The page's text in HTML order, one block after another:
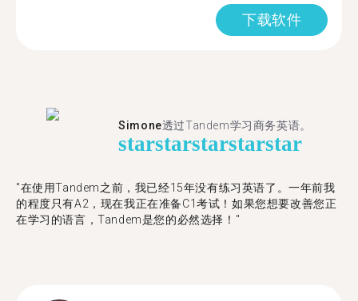
下载软件
Simone透过Tandem学习商务英语。
starstarstarstarstar
"在使用Tandem之前，我已经15年没有练习英语了。一年前我
的程度只有A2，现在我正在准备C1考试！如果您想要改善您正
在学习的语言，Tandem是您的必然选择！"